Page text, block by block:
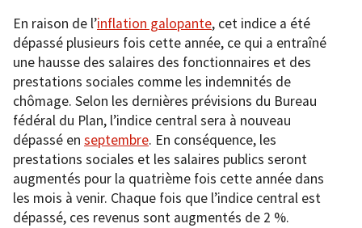
En raison de l’inflation galopante, cet indice a été
dépassé plusieurs fois cette année, ce qui a entraîné
une hausse des salaires des fonctionnaires et des
prestations sociales comme les indemnités de
chômage. Selon les dernières prévisions du Bureau
fédéral du Plan, l’indice central sera à nouveau
dépassé en septembre. En conséquence, les
prestations sociales et les salaires publics seront
augmentés pour la quatrième fois cette année dans
les mois à venir. Chaque fois que l’indice central est
dépassé, ces revenus sont augmentés de 2 %.